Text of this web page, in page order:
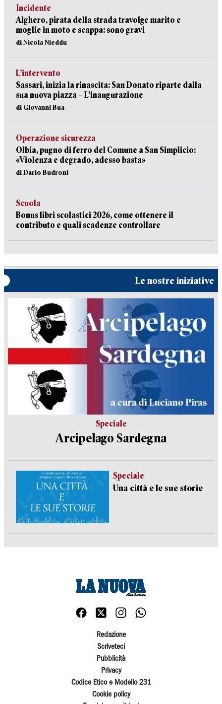
Incidente
Alghero, pirata della strada travolge marito e
moglie in moto e scappa: sono gravi
di Nicola Nieddu
L’intervento
Sassari, inizia la rinascita: San Donato riparte dalla
sua nuova piazza – L’inaugurazione
di Giovanni Bua
Operazione sicurezza
Olbia, pugno di ferro del Comune a San Simplicio:
«Violenza e degrado, adesso basta»
di Dario Budroni
Scuola
Bonus libri scolastici 2026, come ottenere il
contributo e quali scadenze controllare
Le nostre iniziative
Speciale
Arcipelago Sardegna
Speciale
Una città e le sue storie
Redazione
Scriveteci
Pubblicità
Privacy
Codice Etico e Modello 231
Cookie policy